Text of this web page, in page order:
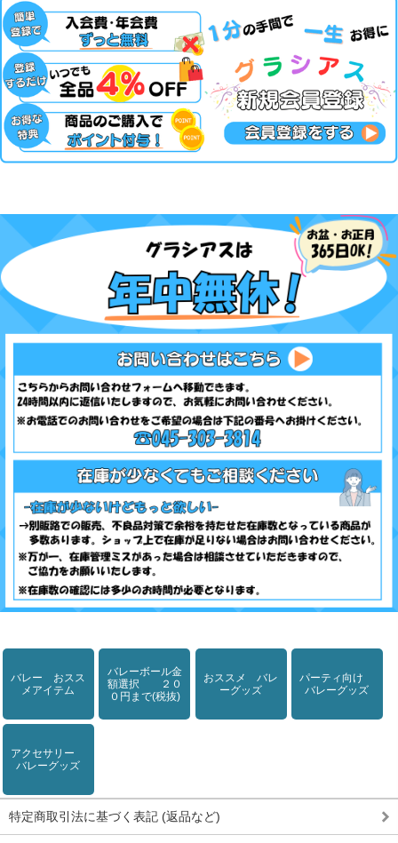
バレー おスス
メアイテム
バレーボール金
額選択 ２０
０円まで(税抜)
おススメ バレ
ーグッズ
パーティ向け
バレーグッズ
アクセサリー
バレーグッズ
特定商取引法に基づく表記 (返品など)